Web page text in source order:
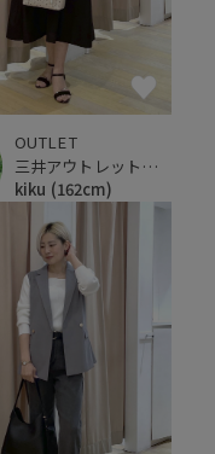
OUTLET
三井アウトレットパーク 仙台港
kiku (162cm)